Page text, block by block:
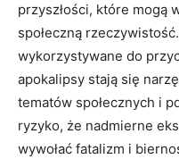
przyszłości, które mogą
społeczną
wykorzystywane do
apokalipsy stają się
tematów społecznych i
ryzyko, że nadmierne
wywołać fatalizm i